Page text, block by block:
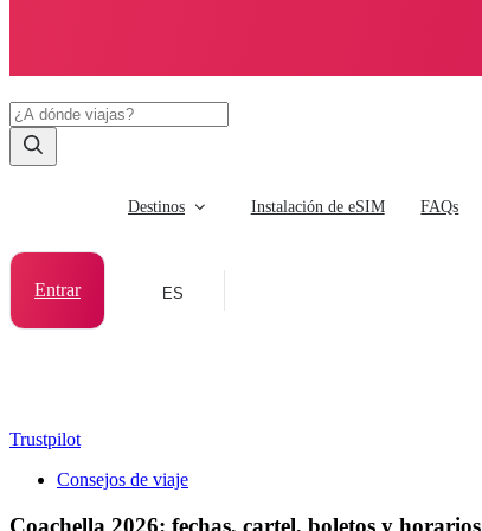
Destinos Instalación de eSIM FAQs
Entrar ES
Trustpilot
Consejos de viaje
Coachella 2026: fechas, cartel, boletos y horarios